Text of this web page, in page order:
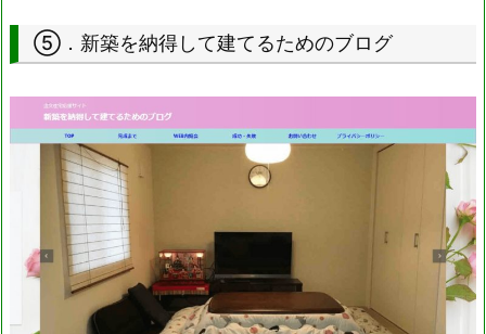
⑤．新築を納得して建てるためのブログ